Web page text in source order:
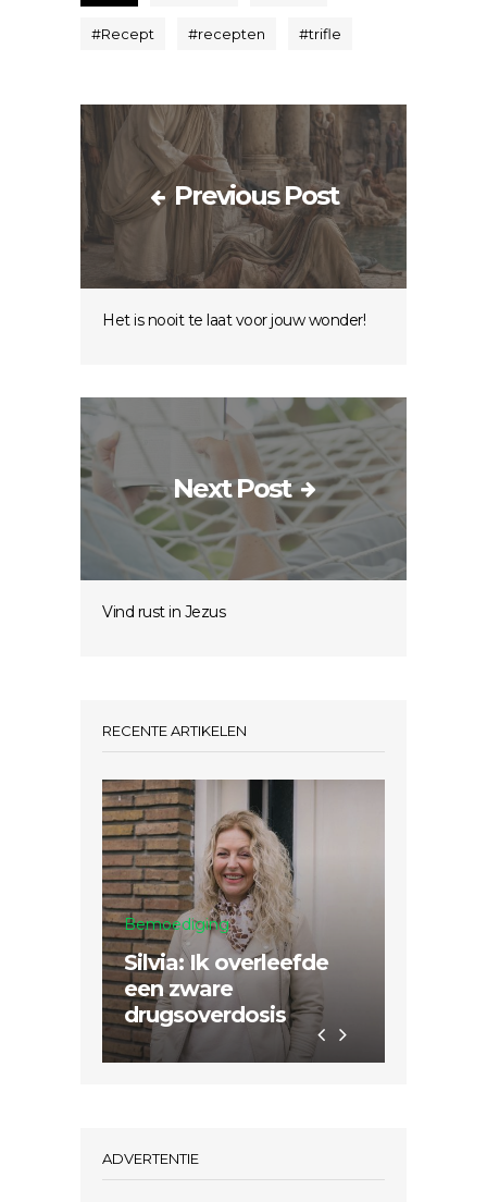
#Recept #recepten #trifle
Previous Post
Het is nooit te laat voor jouw wonder!
Next Post
Vind rust in Jezus
RECENTE ARTIKELEN
Bemoediging
Silvia: Ik overleefde
een zware
drugsoverdosis
ADVERTENTIE